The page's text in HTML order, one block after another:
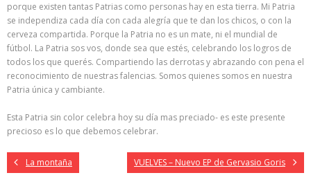
porque existen tantas Patrias como personas hay en esta tierra. Mi Patria
se independiza cada día con cada alegría que te dan los chicos, o con la
cerveza compartida. Porque la Patria no es un mate, ni el mundial de
fútbol. La Patria sos vos, donde sea que estés, celebrando los logros de
todos los que querés. Compartiendo las derrotas y abrazando con pena el
reconocimiento de nuestras falencias. Somos quienes somos en nuestra
Patria única y cambiante.
Esta Patria sin color celebra hoy su día mas preciado- es este presente
precioso es lo que debemos celebrar.
La montaña VUELVES – Nuevo EP de Gervasio Goris